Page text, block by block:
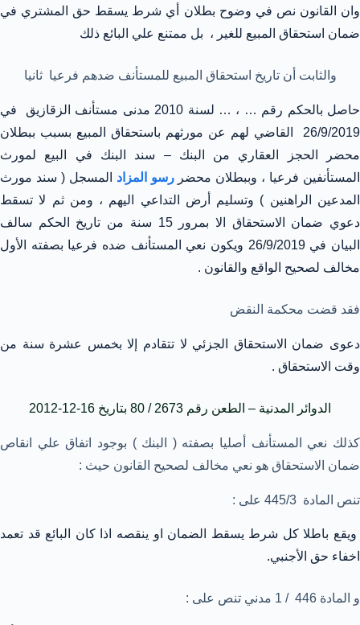
وان القانون نص في وضوح بطلان أي شرط يسقط حق المشتري في
ضمان استحقاق المبيع للغير ، بل ممتنع علي البائع ذلك
والثابت أن تاريخ استحقاق المبيع للمستأنف ضدهم فرعيا ثانيا
حاصل بالحكم رقم … ، … لسنة 2010 مدنى مستأنف الزقازيق في
26/9/2019 القاضي لهم عن مورثهم باستحقاق المبيع بسبب ببطلان
محضر الحجز العقاري من البنك – سند البنك في البيع لمورث
المستأنفين فرعيا ، وببطلان محضررسو المزاد
المسجل ( سند مورث
المدعين الراهنين ) وتسليم أرض التداعي اليهم ، ومن ثم لا تسقط
دعوي ضمان الاستحقاق الا بمرور 15 سنة من تاريخ الحكم سالف
البيان في 26/9/2019 ويكون نعي المستأنف ضده فرعيا بصفته الأول
مخالف لصحيح الواقع والقانون .
فقد قضت محكمة النقض
دعوى ضمان الاستحقاق الجزئي لا تتقادم إلا بخمس عشرة سنة من
وقت الاستحقاق .
الدوائر المدنية – الطعن رقم 2673 / 80 بتاريخ 16-12-2012
كذلك نعي المستأنف أصليا بصفته ( البنك ) بوجود اتفاق علي انقاص
ضمان الاستحقاق هو نعي مخالف لصحيح القانون حيث :
تنص المادة 445/3 على :
ويقع باطلا كل شرط يسقط الضمان او ينقصه اذا كان البائع قد تعمد
اخفاء حق الأجنبي.
و المادة 446 / 1 مدني تنص على :